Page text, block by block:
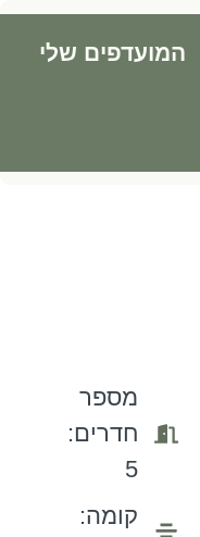
המועדפים שלי
מספר
חדרים:
5
קומה: